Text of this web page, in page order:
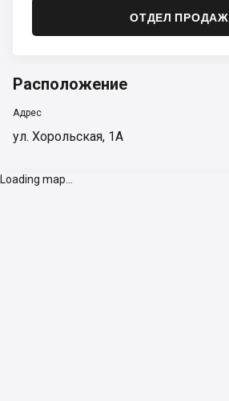
ОТДЕЛ ПРОДАЖ
Расположение
Адрес
ул. Хорольская, 1А
Loading map...